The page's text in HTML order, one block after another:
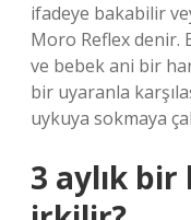
ifadeye bakabilir
Moro Reflex denir.
ve bebek ani bir
bir uyaranla
uykuya sokmaya
3 aylık